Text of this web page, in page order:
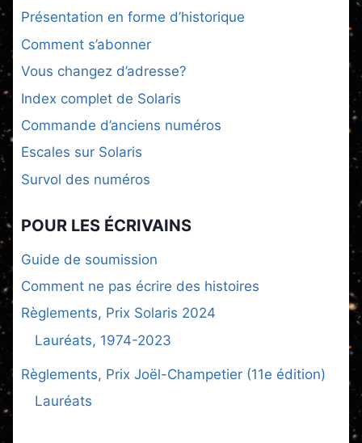
Présentation en forme d’historique
Comment s’abonner
Vous changez d’adresse?
Index complet de Solaris
Commande d’anciens numéros
Escales sur Solaris
Survol des numéros
POUR LES ÉCRIVAINS
Guide de soumission
Comment ne pas écrire des histoires
Règlements, Prix Solaris 2024
Lauréats, 1974-2023
Règlements, Prix Joël-Champetier (11e édition)
Lauréats